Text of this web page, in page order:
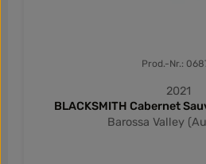
Prod.-Nr.:
2021
BLACKSMITH Cabernet
Barossa Valley